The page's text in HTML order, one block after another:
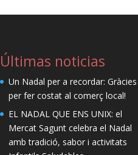
Últimas noticias
Un Nadal per a recordar: Gràcies
per fer costat al comerç local!
EL NADAL QUE ENS UNIX: el
Mercat Sagunt celebra el Nadal
amb tradició, sabor i activitats